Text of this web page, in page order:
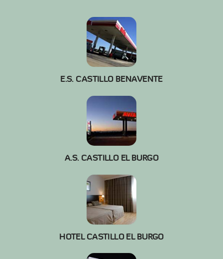
E.S. CASTILLO BENAVENTE
A.S. CASTILLO EL BURGO
HOTEL CASTILLO EL BURGO